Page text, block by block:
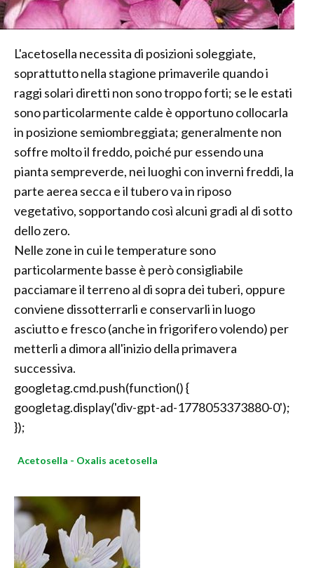
L'acetosella necessita di posizioni soleggiate,
soprattutto nella stagione primaverile quando i
raggi solari diretti non sono troppo forti; se le estati
sono particolarmente calde è opportuno collocarla
in posizione semiombreggiata; generalmente non
soffre molto il freddo, poiché pur essendo una
pianta sempreverde, nei luoghi con inverni freddi, la
parte aerea secca e il tubero va in riposo
vegetativo, sopportando così alcuni gradi al di sotto
dello zero.
Nelle zone in cui le temperature sono
particolarmente basse è però consigliabile
pacciamare il terreno al di sopra dei tuberi, oppure
conviene dissotterrarli e conservarli in luogo
asciutto e fresco (anche in frigorifero volendo) per
metterli a dimora all'inizio della primavera
successiva.
googletag.cmd.push(function() {
googletag.display('div-gpt-ad-1778053373880-0');
});
Acetosella - Oxalis acetosella